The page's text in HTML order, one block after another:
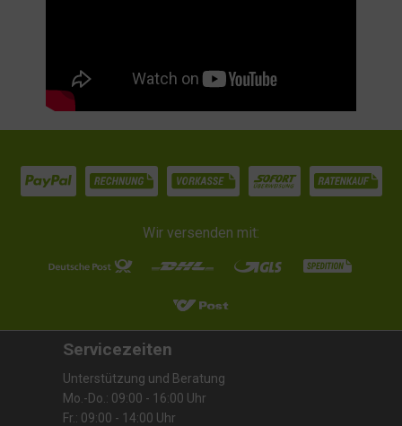
Wir versenden mit:
Servicezeiten
Unterstützung und Beratung
Mo.-Do.: 09:00 - 16:00 Uhr
Fr.: 09:00 - 14:00 Uhr